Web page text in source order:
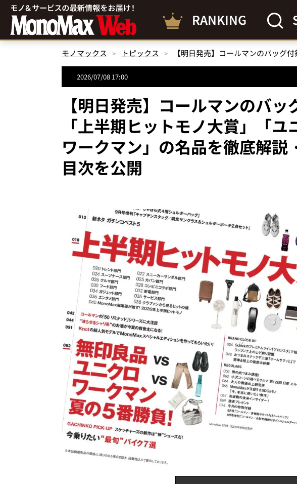
RANKING
モノマックス トピックス
2026/07/08 17:00
【明日発売】コールマンのバッ
「上半期ヒットモノ大賞」「ユ
ワークマン」の名品を徹底解
目次を公開